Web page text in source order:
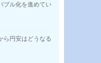
ブル化を進めてい
ら円安はどうなる